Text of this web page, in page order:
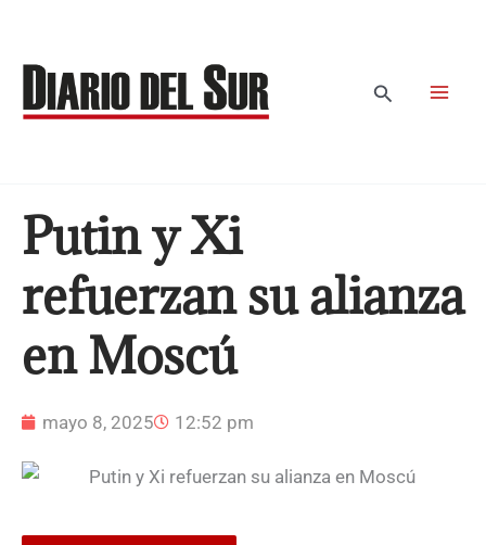
contenido
Buscar
Putin y Xi
refuerzan su alianza
en Moscú
mayo 8, 2025 12:52 pm